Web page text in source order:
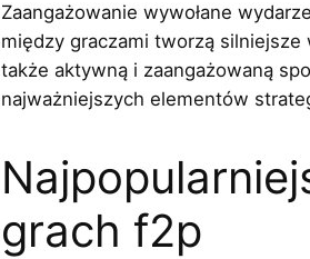
Zaangażowanie wywołane
między graczami tworzą
także aktywną i zaangażowaną
najważniejszych elementów
grach f2p